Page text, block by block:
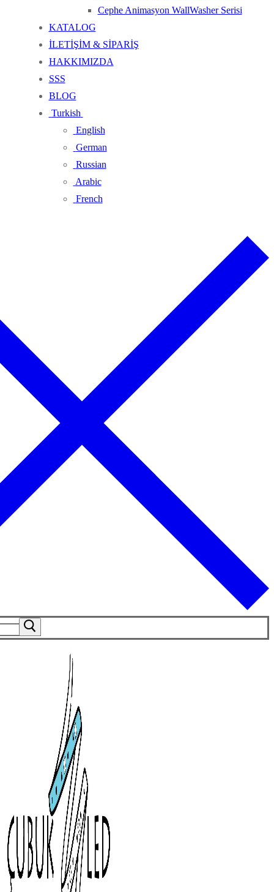
Cephe Animasyon WallWasher Serisi
KATALOG
İLETİŞİM & SİPARİŞ
HAKKIMIZDA
SSS
BLOG
Turkish
English
German
Russian
Arabic
French